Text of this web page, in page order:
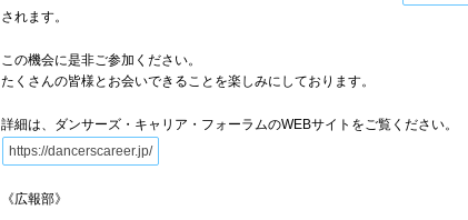
されます。
この機会に是非ご参加ください。
たくさんの皆様とお会いできることを楽しみにしております。
詳細は、ダンサーズ・キャリア・フォーラムのWEBサイトをご覧ください。
https://dancerscareer.jp/
《広報部》